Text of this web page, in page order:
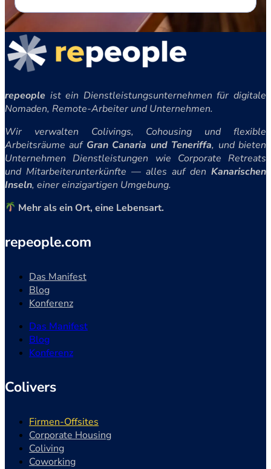
repeople ist ein Dienstleistungsunternehmen für digitale
Nomaden, Remote-Arbeiter und Unternehmen.
Wir verwalten Colivings, Cohousing und flexible
Arbeitsräume auf Gran Canaria und Teneriffa, und bieten
Unternehmen Dienstleistungen wie Corporate Retreats
und Mitarbeiterunterkünfte — alles auf den Kanarischen
Inseln, einer einzigartigen Umgebung.
Mehr als ein Ort, eine Lebensart.
repeople.com
Das Manifest
Blog
Konferenz
Das Manifest
Blog
Konferenz
Colivers
Firmen-Offsites
Corporate Housing
Coliving
Coworking